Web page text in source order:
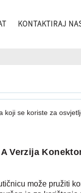
KONTAKTIRAJ
se koriste za
Verzija
može pružiti